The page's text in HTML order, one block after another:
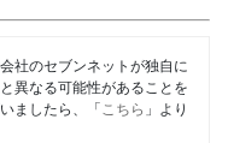
社のセブンネットが独自に
異なる可能性があることを
ましたら、「 こちら 」より